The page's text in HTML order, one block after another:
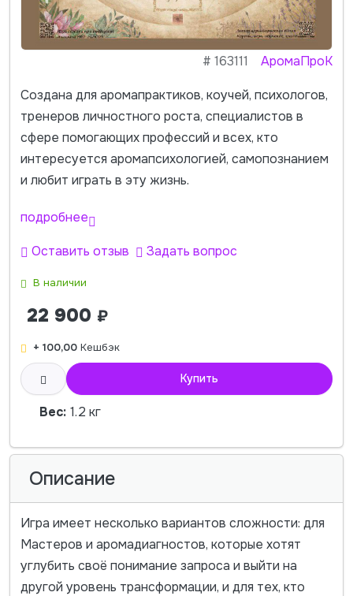
#163111 АромаПроК
Создана для аромапрактиков, коучей, психологов,
тренеров личностного роста, специалистов в
сфере помогающих профессий и всех, кто
интересуется аромапсихологией, самопознанием
и любит играть в эту жизнь.
подробнее
Оставить отзыв Задать вопрос
В наличии
22 900 ₽
+ 100,00 Кешбэк
Купить
Вес: 1.2 кг
Описание
Игра имеет несколько вариантов сложности: для
Мастеров и аромадиагностов, которые хотят
углубить своё понимание запроса и выйти на
другой уровень трансформации, и для тех, кто